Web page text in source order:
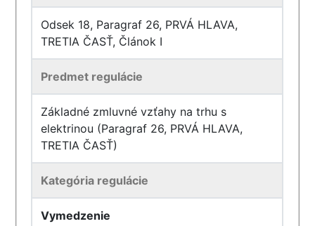
Odsek 18, Paragraf 26, PRVÁ HLAVA,
TRETIA ČASŤ, Článok I
Predmet regulácie
Základné zmluvné vzťahy na trhu s
elektrinou (Paragraf 26, PRVÁ HLAVA,
TRETIA ČASŤ)
Kategória regulácie
Vymedzenie